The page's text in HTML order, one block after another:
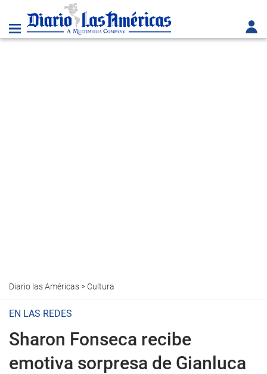
Diario las Américas> Cultura
EN LAS REDES
Sharon Fonseca recibe
emotiva sorpresa de Gianluca